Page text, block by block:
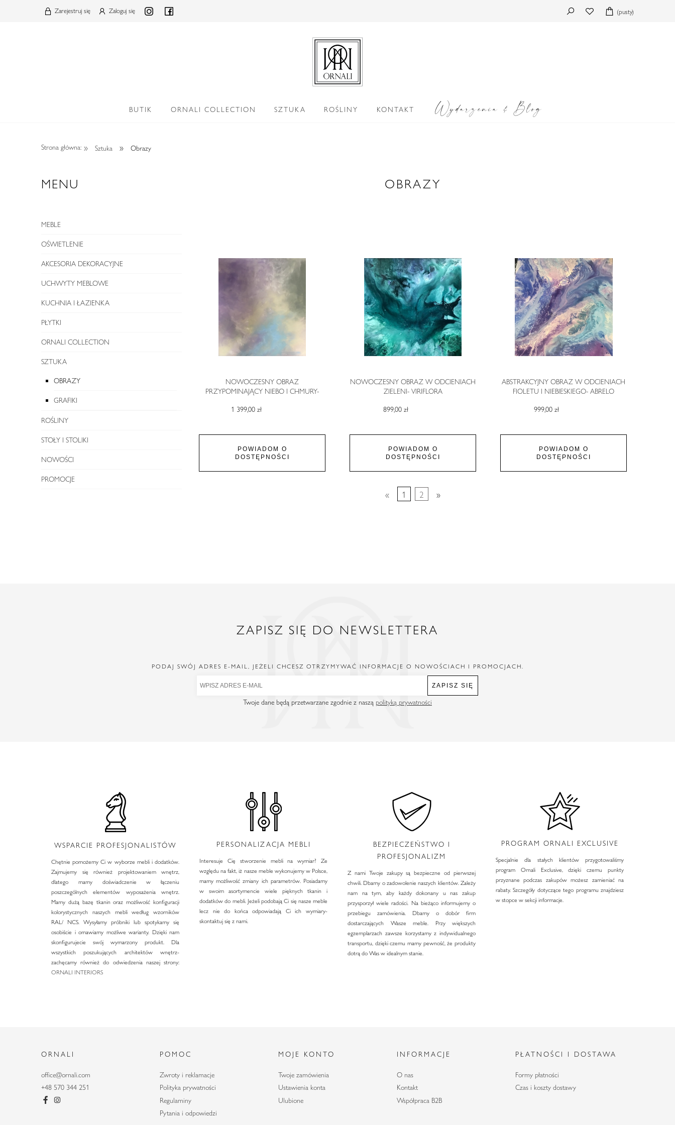
(pusty)
Zarejestruj się Zaloguj się
BUTIK ORNALI COLLECTION SZTUKA ROŚLINY KONTAKT Wydarzenia & Blog
Strona główna: » Sztuka » Obrazy
MENU
MEBLE
OŚWIETLENIE
AKCESORIA DEKORACYJNE
UCHWYTY MEBLOWE
KUCHNIA I ŁAZIENKA
PŁYTKI
ORNALI COLLECTION
SZTUKA
OBRAZY
GRAFIKI
ROŚLINY
STOŁY I STOLIKI
NOWOŚCI
PROMOCJE
OBRAZY
NOWOCZESNY OBRAZ
PRZYPOMINAJĄCY NIEBO I CHMURY-
1 399,00 zł
POWIADOM O
DOSTĘPNOŚCI
NOWOCZESNY OBRAZ W ODCIENIACH
ZIELENI- VIRIFLORA
899,00 zł
POWIADOM O
DOSTĘPNOŚCI
ABSTRAKCYJNY OBRAZ W ODCIENIACH
FIOLETU I NIEBIESKIEGO- ABRELO
999,00 zł
POWIADOM O
DOSTĘPNOŚCI
« 1 2 »
ZAPISZ SIĘ DO NEWSLETTERA
PODAJ SWÓJ ADRES E-MAIL, JEŻELI CHCESZ OTRZYMYWAĆ INFORMACJE O NOWOŚCIACH I PROMOCJACH.
ZAPISZ SIĘ
Twoje dane będą przetwarzane zgodnie z naszą polityką prywatności
WSPARCIE PROFESJONALISTÓW
Chętnie pomożemy Ci w wyborze mebli i dodatków.
Zajmujemy się również projektowaniem wnętrz,
dlatego mamy doświadczenie w łączeniu
poszczególnych elementów wyposażenia wnętrz.
Mamy dużą bazę tkanin oraz możliwość konfiguracji
kolorystycznych naszych mebli według wzorników
RAL/ NCS. Wysyłamy próbniki lub spotykamy się
osobiście i omawiamy możliwe warianty. Dzięki nam
skonfigurujecie swój wymarzony produkt. Dla
wszystkich poszukujących architektów wnętrz-
zachęcamy również do odwiedzenia naszej strony:
ORNALI INTERIORS
PERSONALIZACJA MEBLI
Interesuje Cię stworzenie mebli na wymiar? Ze
względu na fakt, iż nasze meble wykonujemy w Polsce,
mamy możliwość zmiany ich parametrów. Posiadamy
w swoim asortymencie wiele pięknych tkanin i
dodatków do mebli. Jeżeli podobają Ci się nasze meble
lecz nie do końca odpowiadają Ci ich wymiary-
skontaktuj się z nami.
BEZPIECZEŃSTWO I
PROFESJONALIZM
Z nami Twoje zakupy są bezpieczne od pierwszej
chwili. Dbamy o zadowolenie naszych klientów. Zależy
nam na tym, aby każdy dokonany u nas zakup
przysporzył wiele radości. Na bieżąco informujemy o
przebiegu zamówienia. Dbamy o dobór firm
dostarczających Wasze meble. Przy większych
egzemplarzach zawsze korzystamy z indywidualnego
transportu, dzięki czemu mamy pewność, że produkty
dotrą do Was w idealnym stanie.
PROGRAM ORNALI EXCLUSIVE
Specjalnie dla stałych klientów przygotowaliśmy
program Ornali Exclusive, dzięki czemu punkty
przyznane podczas zakupów możesz zamieniać na
rabaty. Szczegóły dotyczące tego programu znajdziesz
w stopce w sekcji informacje.
ORNALI
office@ornali.com
+48 570 344 251
POMOC
Zwroty i reklamacje
Polityka prywatności
Regulaminy
Pytania i odpowiedzi
MOJE KONTO
Twoje zamówienia
Ustawienia konta
Ulubione
INFORMACJE
O nas
Kontakt
Współpraca B2B
PŁATNOŚCI I DOSTAWA
Formy płatności
Czas i koszty dostawy